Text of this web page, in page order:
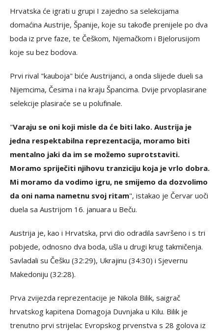
Hrvatska će igrati u grupi I zajedno sa selekcijama
domaćina Austrije, Španije, koje su takođe prenijele po dva
boda iz prve faze, te Češkom, Njemačkom i Bjelorusijom
koje su bez bodova.
Prvi rival "kauboja" biće Austrijanci, a onda slijede dueli sa
Nijemcima, Česima i na kraju Špancima. Dvije prvoplasirane
selekcije plasiraće se u polufinale.
"Varaju se oni koji misle da će biti lako. Austrija je
jedna respektabilna reprezentacija, moramo biti
mentalno jaki da im se možemo suprotstaviti.
Moramo spriječiti njihovu tranziciju koja je vrlo dobra.
Mi moramo da vodimo igru, ne smijemo da dozvolimo
da oni nama nametnu svoj ritam", istakao je Červar uoči
duela sa Austrijom 16. januara u Beču.
Austrija je, kao i Hrvatska, prvi dio odradila savršeno i s tri
pobjede, odnosno dva boda, ušla u drugi krug takmičenja.
Savladali su Češku (32:29), Ukrajinu (34:30) i Sjevernu
Makedoniju (32:28).
Prva zvijezda reprezentacije je Nikola Bilik, saigrač
hrvatskog kapitena Domagoja Duvnjaka u Kilu. Bilik je
trenutno prvi strijelac Evropskog prvenstva s 28 golova iz